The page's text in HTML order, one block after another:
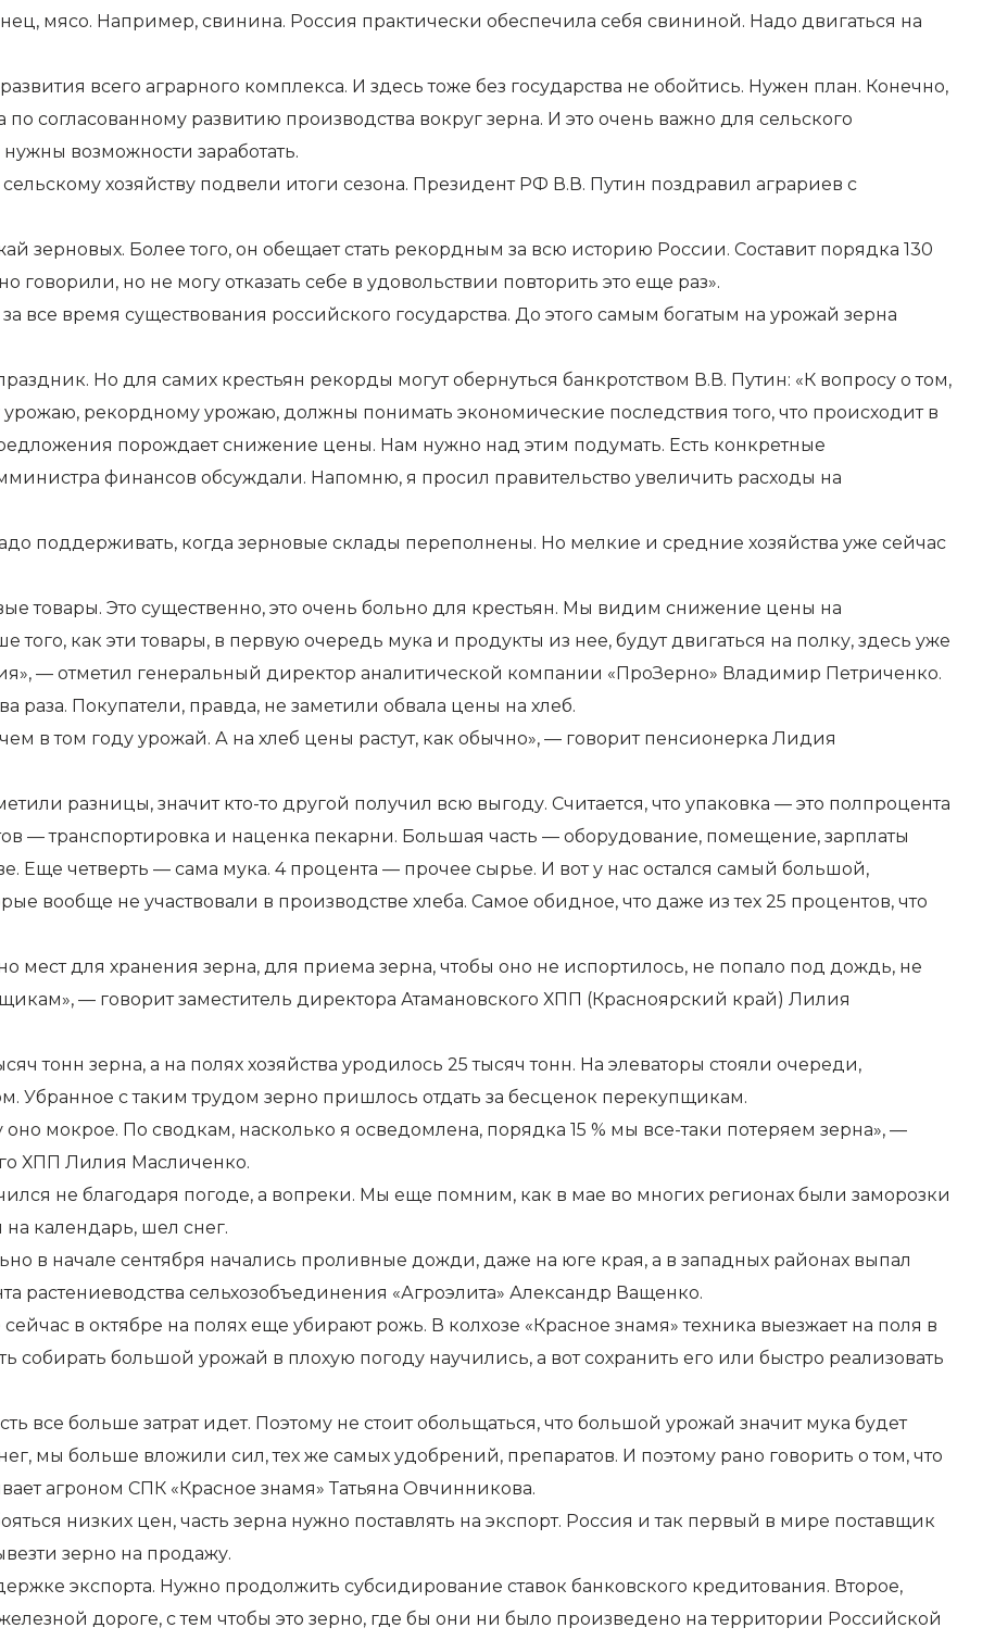
мясо. Например, свинина. Россия практически обеспечила себя свининой. Надо двигаться на
всего аграрного комплекса. И здесь тоже без государства не обойтись. Нужен план. Конечно,
согласованному развитию производства вокруг зерна. И это очень важно для сельского
возможности заработать.
хозяйству подвели итоги сезона. Президент РФ В.В. Путин поздравил аграриев с
зерновых. Более того, он обещает стать рекордным за всю историю России. Составит порядка 130
но не могу отказать себе в удовольствии повторить это еще раз».
все время существования российского государства. До этого самым богатым на урожай зерна
Но для самих крестьян рекорды могут обернуться банкротством В.В. Путин: «К вопросу о том,
рекордному урожаю, должны понимать экономические последствия того, что происходит в
порождает снижение цены. Нам нужно над этим подумать. Есть конкретные
финансов обсуждали. Напомню, я просил правительство увеличить расходы на
поддерживать, когда зерновые склады переполнены. Но мелкие и средние хозяйства уже сейчас
товары. Это существенно, это очень больно для крестьян. Мы видим снижение цены на
как эти товары, в первую очередь мука и продукты из нее, будут двигаться на полку, здесь уже
— отметил генеральный директор аналитической компании «ПроЗерно» Владимир Петриченко.
раза. Покупатели, правда, не заметили обвала цены на хлеб.
в том году урожай. А на хлеб цены растут, как обычно», — говорит пенсионерка Лидия
разницы, значит кто-то другой получил всю выгоду. Считается, что упаковка — это полпроцента
— транспортировка и наценка пекарни. Большая часть — оборудование, помещение, зарплаты
Еще четверть — сама мука. 4 процента — прочее сырье. И вот у нас остался самый большой,
вообще не участвовали в производстве хлеба. Самое обидное, что даже из тех 25 процентов, что
мест для хранения зерна, для приема зерна, чтобы оно не испортилось, не попало под дождь, не
— говорит заместитель директора Атамановского ХПП (Красноярский край) Лилия
тонн зерна, а на полях хозяйства уродилось 25 тысяч тонн. На элеваторы стояли очереди,
Убранное с таким трудом зерно пришлось отдать за бесценок перекупщикам.
оно мокрое. По сводкам, насколько я осведомлена, порядка 15 % мы все-таки потеряем зерна», —
ХПП Лилия Масличенко.
не благодаря погоде, а вопреки. Мы еще помним, как в мае во многих регионах были заморозки
календарь, шел снег.
в начале сентября начались проливные дожди, даже на юге края, а в западных районах выпал
растениеводства сельхозобъединения «Агроэлита» Александр Ващенко.
в октябре на полях еще убирают рожь. В колхозе «Красное знамя» техника выезжает на поля в
собирать большой урожай в плохую погоду научились, а вот сохранить его или быстро реализовать
все больше затрат идет. Поэтому не стоит обольщаться, что большой урожай значит мука будет
мы больше вложили сил, тех же самых удобрений, препаратов. И поэтому рано говорить о том, что
агроном СПК «Красное знамя» Татьяна Овчинникова.
низких цен, часть зерна нужно поставлять на экспорт. Россия и так первый в мире поставщик
зерно на продажу.
экспорта. Нужно продолжить субсидирование ставок банковского кредитования. Второе,
дороге, с тем чтобы это зерно, где бы они ни было произведено на территории Российской